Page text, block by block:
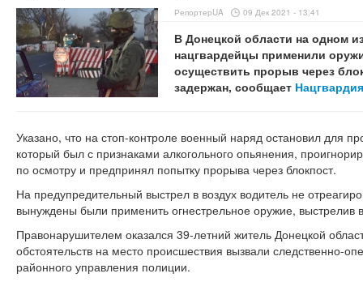
РепортерUA 09 Дек 2021 - 13:41
В Донецкой области на одном
нацгвардейцы применили
осуществить прорыв через
задержан, сообщает
Указано, что на стоп-контроле военный наряд остановил для
который был с признаками алкогольного опьянения,
по осмотру и предпринял попытку прорыва через блокпост.
На предупредительный выстрел в воздух водитель не
вынуждены были применить огнестрельное оружие, выстрелив
Правонарушителем оказался 39-летний житель Донецкой
обстоятельств на место происшествия вызвали следственно-
районного управления полиции.